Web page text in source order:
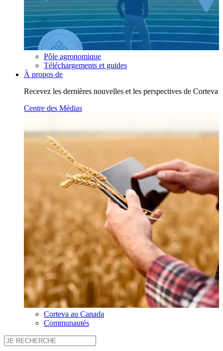
Pôle agronomique
Téléchargements et guides
À propos de
Recevez les dernières nouvelles et les perspectives de Corteva
Centre des Médias
Corteva au Canada
Communautés